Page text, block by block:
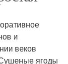
и
веков
ягоды